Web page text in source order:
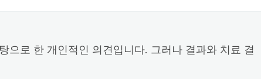
으로 한 개인적인 의견입니다. 그러나 결과와 치료 결